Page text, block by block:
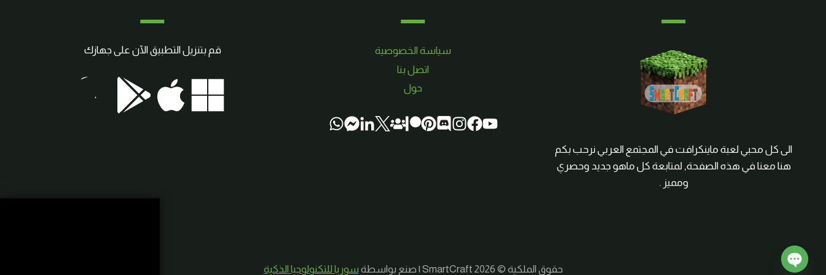
الى كل محبي لعبة ماينكرافت في المجتمع العربي نرحب بكم
هنا معنا في هذه الصفحة, لمتابعة كل ماهو جديد وحصري
ومميز .
سياسة الخصوصية
اتصل بنا
حول
قم بتنزيل التطبيق الآن على جهازك
حقوق الملكية © 2026 SmartCraft | صنع بواسطة سوريا للتكنولوجيا الذكية